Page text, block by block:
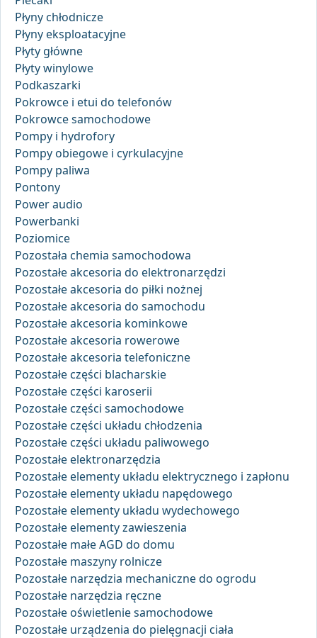
Płyny chłodnicze
Płyny eksploatacyjne
Płyty główne
Płyty winylowe
Podkaszarki
Pokrowce i etui do telefonów
Pokrowce samochodowe
Pompy i hydrofory
Pompy obiegowe i cyrkulacyjne
Pompy paliwa
Pontony
Power audio
Powerbanki
Poziomice
Pozostała chemia samochodowa
Pozostałe akcesoria do elektronarzędzi
Pozostałe akcesoria do piłki nożnej
Pozostałe akcesoria do samochodu
Pozostałe akcesoria kominkowe
Pozostałe akcesoria rowerowe
Pozostałe akcesoria telefoniczne
Pozostałe części blacharskie
Pozostałe części karoserii
Pozostałe części samochodowe
Pozostałe części układu chłodzenia
Pozostałe części układu paliwowego
Pozostałe elektronarzędzia
Pozostałe elementy układu elektrycznego i zapłonu
Pozostałe elementy układu napędowego
Pozostałe elementy układu wydechowego
Pozostałe elementy zawieszenia
Pozostałe małe AGD do domu
Pozostałe maszyny rolnicze
Pozostałe narzędzia mechaniczne do ogrodu
Pozostałe narzędzia ręczne
Pozostałe oświetlenie samochodowe
Pozostałe urządzenia do pielęgnacji ciała